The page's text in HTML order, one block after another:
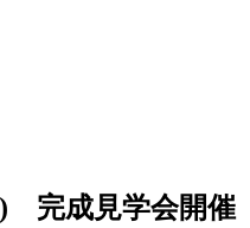
) 完成見学会開催